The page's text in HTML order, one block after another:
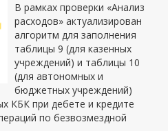
В рамках проверки «Анализ
расходов» актуализирован
алгоритм для заполнения
таблицы 9 (для казенных
учреждений) и таблицы 10
(для автономных и
бюджетных учреждений)
КБК при дебете и кредите
по безвозмездной